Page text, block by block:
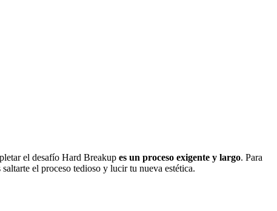
el desafío Hard Breakup es un proceso exigente y largo. Para
el proceso tedioso y lucir tu nueva estética.